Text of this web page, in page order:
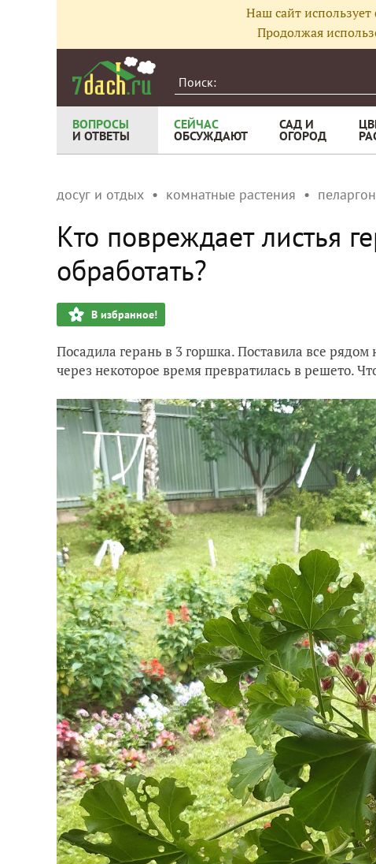
Наш сайт
Продолжая
ВОПРОСЫ
И ОТВЕТЫ
СЕЙЧАС
ОБСУЖДАЮТ
САД И
ОГОРОД
досуг и отдых комнатные растения
Кто повреждает листья
обработать?
В избранное!
Посадила герань в 3 горшка. Поставила все
через некоторое время превратилась в решето.